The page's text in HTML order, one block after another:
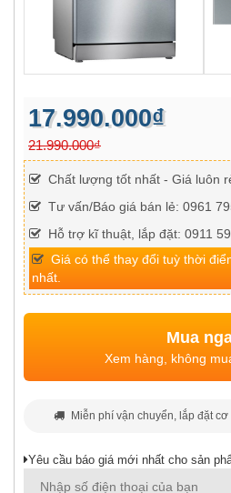
17.990.000₫
21.990.000₫
Chất lượng tốt nhất - Giá luôn
Tư vấn/Báo giá bán lẻ: 0961
Hỗ trợ kĩ thuật, lắp đặt: 0911
Giá có thể thay đổi tuỳ thời
nhất.
Mua
Xem hàng, không
Miễn phí vận chuyển, lắp đặt
Yêu cầu báo giá mới nhất cho sản